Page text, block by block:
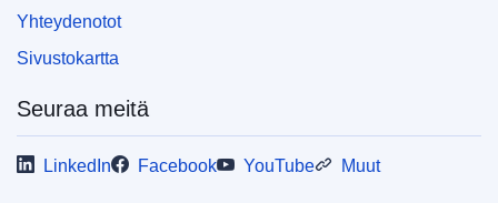
Yhteydenotot
Sivustokartta
Seuraa meitä
LinkedIn Facebook YouTube Muut